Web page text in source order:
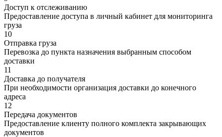
Доступ к отслеживанию
Предоставление доступа в личный кабинет для мониторинга
груза
10
Отправка груза
Перевозка до пункта назначения выбранным способом
доставки
11
Доставка до получателя
При необходимости организация доставки до конечного
адреса
12
Передача документов
Предоставление клиенту полного комплекта закрывающих
документов